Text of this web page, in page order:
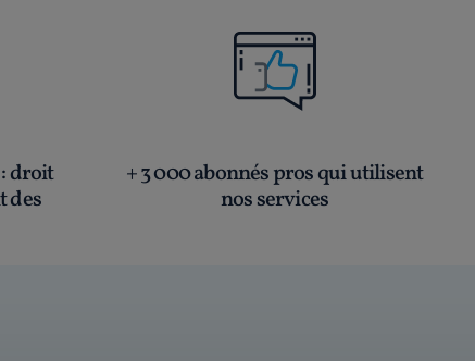
: droit
des
+ 3 000 abonnés pros qui utilisent
nos services